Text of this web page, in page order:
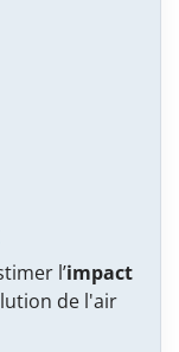
l’impact
de l'air